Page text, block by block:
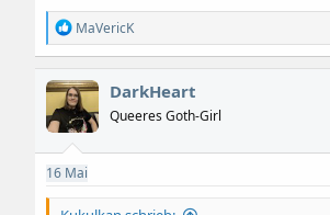
R
e
a
k
t
i
o
n
e
n
MaVericK
DarkHeart
Queeres Goth-Girl
16 Mai